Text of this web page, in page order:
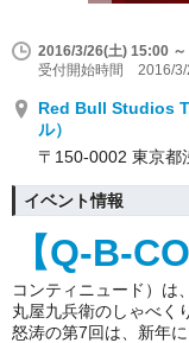
2016/3/26(土) 15:00
受付開始時間 2016/3/
Red Bull Studios
ル）
〒150-0002 東京都
イベント情報
【Q-B-
コンティニュード）は
丸屋九兵衛のしゃべく
怒涛の第7回は、新年